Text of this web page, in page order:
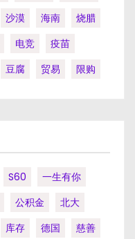
沙漠 海南
烧腊
电竞
疫苗
豆腐 贸易 限购
S60
一生有你
公积金
北大
库存 德国
慈善